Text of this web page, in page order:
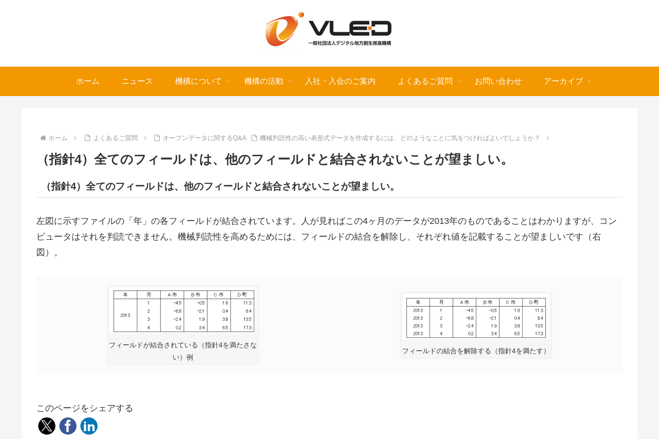
ホーム ニュース 機構について 機構の活動 入社・入会のご案内 よくあるご質問 お問い合わせ アーカイブ
ホーム よくあるご質問 オープンデータに関するQ&A 機械判読性の高い表形式データを作成するには、どのようなことに気をつければよいでしょうか？
（指針4）全てのフィールドは、他のフィールドと結合されないことが望ましい。
（指針4）全てのフィールドは、他のフィールドと結合されないことが望ましい。
左図に示すファイルの「年」の各フィールドが結合されています。人が見ればこの4ヶ月のデータが2013年のものであることはわかりますが、コン
ピュータはそれを判読できません。機械判読性を高めるためには、フィールドの結合を解除し、それぞれ値を記載することが望ましいです（右
図）。
フィールドが結合されている（指針4を満たさな
い）例
フィールドの結合を解除する（指針4を満たす）
このページをシェアする